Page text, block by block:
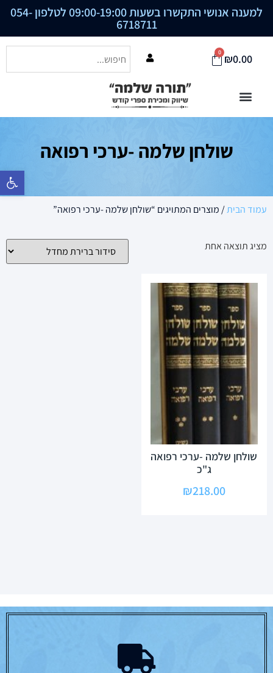
פתח סרגל
למענה אנושי התקשרו בשעות 09:00-19:00 לטלפון 054-
6718711
₪0.00
0
שולחן שלמה -ערכי רפואה
עמוד הבית/ מוצרים המתויגים “שולחן שלמה -ערכי רפואה”
מציג תוצאה אחת
שולחן שלמה -ערכי רפואה
ג"כ
₪218.00